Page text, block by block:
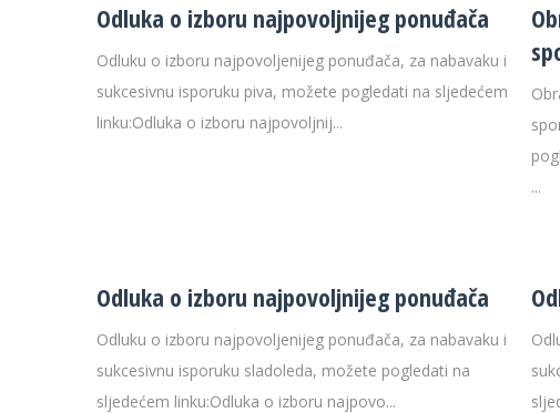
Odluka o izboru najpovoljnijeg ponuđača
Odluku o izboru najpovoljenijeg ponuđača, za nabavaku i
sukcesivnu isporuku piva, možete pogledati na sljedećem
linku:Odluka o izboru najpovoljnij...
...
Odluka o izboru najpovoljnijeg ponuđača
Odluku o izboru najpovoljenijeg ponuđača, za nabavaku i
sukcesivnu isporuku sladoleda, možete pogledati na
sljedećem linku:Odluka o izboru najpovo...
TREĆE JEZERO
30 g/l